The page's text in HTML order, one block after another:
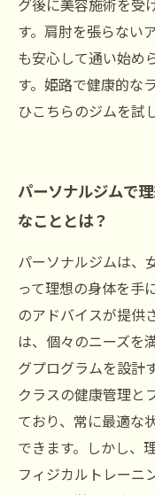
グ後に美容施術を受
す。肩肘を張らない
も安心して通い始め
す。姫路で健康的な
ひこちらのジムを試
パーソナルジムで
なこととは？
パーソナルジムは、
って理想の身体を手
のアドバイスが提供
は、個々のニーズを
グプログラムを設計
クラスの健康管理と
ており、常に最適な
できます。しかし、
フィジカルトレーニ